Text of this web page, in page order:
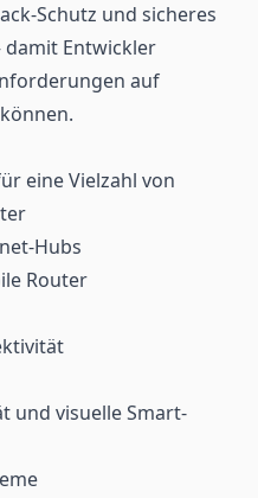
Schutz und sicheres
damit Entwickler
auf
eine Vielzahl von
Hubs
Router
und visuelle Smart-